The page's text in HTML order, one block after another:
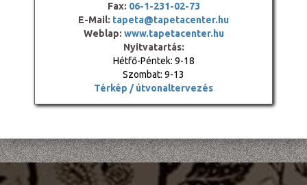
Fax: 06-1-231-02-73
E-Mail: tapeta@tapetacenter.hu
Weblap: www.tapetacenter.hu
Nyitvatartás:
Hétfő-Péntek: 9-18
Szombat: 9-13
Térkép / útvonaltervezés